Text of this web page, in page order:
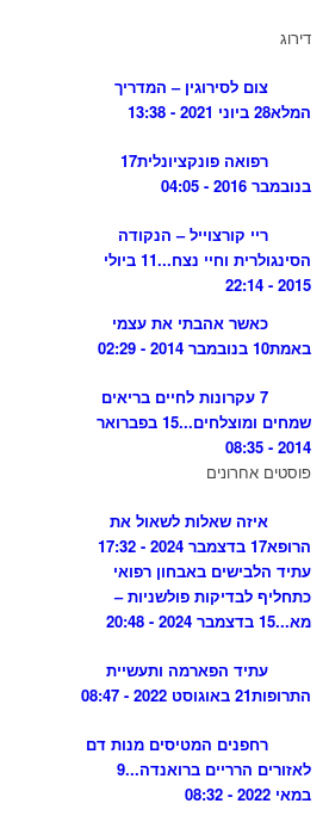
דירוג
צום לסירוגין – המדריך
המלא28 ביוני 2021 - 13:38
רפואה פונקציונלית17
בנובמבר 2016 - 04:05
ריי קורצוייל – הנקודה
הסינגולרית וחיי נצח...
11 ביולי
2015 - 22:14
כאשר אהבתי את עצמי
באמת10 בנובמבר 2014 - 02:29
7 עקרונות לחיים בריאים
שמחים ומוצלחים...
15 בפברואר
2014 - 08:35
פוסטים אחרונים
איזה שאלות לשאול את
הרופא17 בדצמבר 2024 - 17:32
עתיד הלבישים באבחון רפואי
כתחליף לבדיקות פולשניות –
מא...15 בדצמבר 2024 - 20:48
עתיד הפארמה ותעשיית
התרופות21 באוגוסט 2022 - 08:47
רחפנים המטיסים מנות דם
לאזורים הרריים ברואנדה...9
במאי 2022 - 08:32